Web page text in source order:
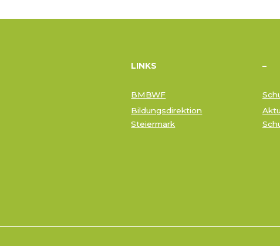
LINKS
BMBWF
Bildungsdirektion
Steiermark
–